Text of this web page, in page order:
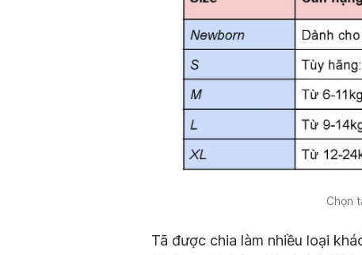
Chọn
Tã được chia làm nhiều loại